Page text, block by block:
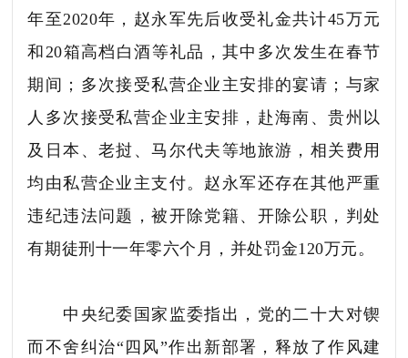
年至2020年，赵永军先后收受礼金共计45万元
和20箱高档白酒等礼品，其中多次发生在春节
期间；多次接受私营企业主安排的宴请；与家
人多次接受私营企业主安排，赴海南、贵州以
及日本、老挝、马尔代夫等地旅游，相关费用
均由私营企业主支付。赵永军还存在其他严重
违纪违法问题，被开除党籍、开除公职，判处
有期徒刑十一年零六个月，并处罚金120万元。
中央纪委国家监委指出，党的二十大对锲
而不舍纠治“四风”作出新部署，释放了作风建